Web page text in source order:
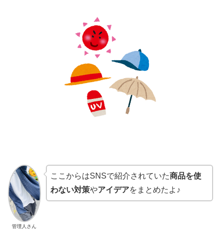
管理人さん
ここからはSNSで紹介されていた商品を使
わない対策やアイデアをまとめたよ♪